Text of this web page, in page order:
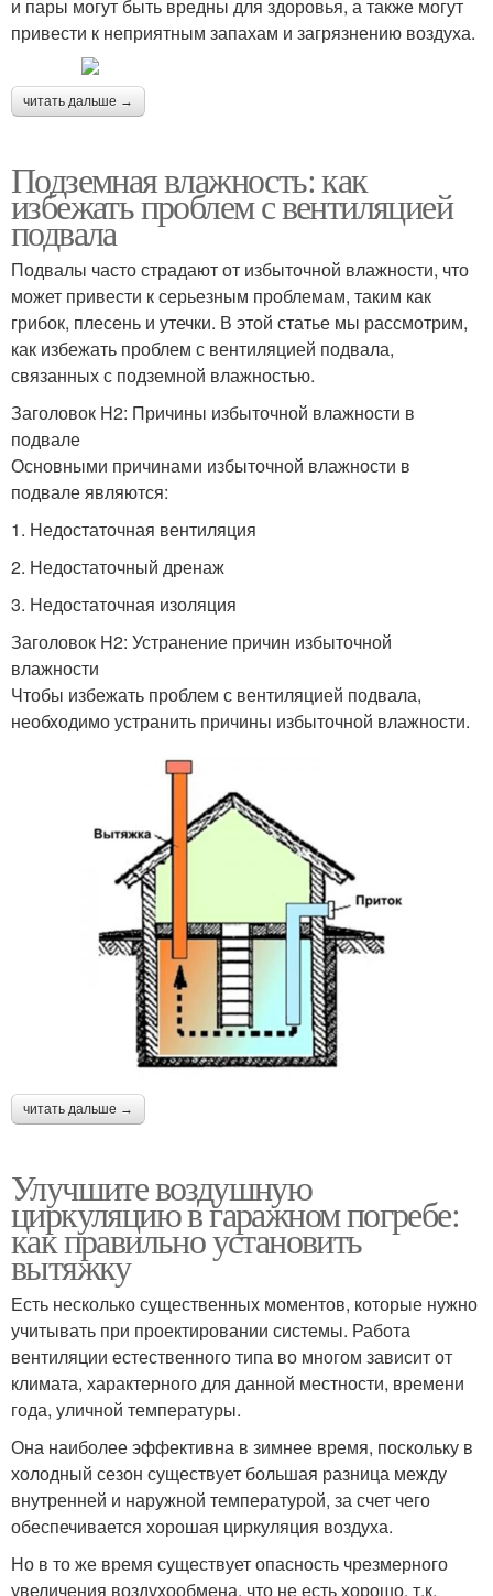
и пары могут быть вредны для здоровья, а также могут
привести к неприятным запахам и загрязнению воздуха.
читать дальше →
Подземная влажность: как
избежать проблем с вентиляцией
подвала
Подвалы часто страдают от избыточной влажности, что
может привести к серьезным проблемам, таким как
грибок, плесень и утечки. В этой статье мы рассмотрим,
как избежать проблем с вентиляцией подвала,
связанных с подземной влажностью.
Заголовок H2: Причины избыточной влажности в
подвале
Основными причинами избыточной влажности в
подвале являются:
1. Недостаточная вентиляция
2. Недостаточный дренаж
3. Недостаточная изоляция
Заголовок H2: Устранение причин избыточной
влажности
Чтобы избежать проблем с вентиляцией подвала,
необходимо устранить причины избыточной влажности.
читать дальше →
Улучшите воздушную
циркуляцию в гаражном погребе:
как правильно установить
вытяжку
Есть несколько существенных моментов, которые нужно
учитывать при проектировании системы. Работа
вентиляции естественного типа во многом зависит от
климата, характерного для данной местности, времени
года, уличной температуры.
Она наиболее эффективна в зимнее время, поскольку в
холодный сезон существует большая разница между
внутренней и наружной температурой, за счет чего
обеспечивается хорошая циркуляция воздуха.
Но в то же время существует опасность чрезмерного
увеличения воздухообмена, что не есть хорошо, т.к.